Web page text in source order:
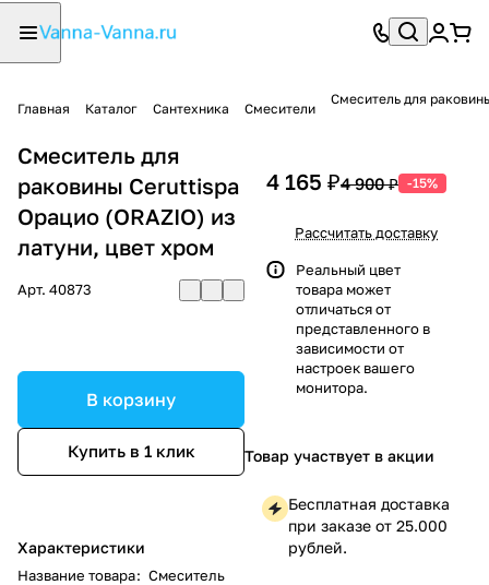
Главная Каталог Сантехника Смесители
Смеситель для
Смеситель для
раковины Ceruttispa
Орацио (ORAZIO) из
латуни, цвет хром
Арт. 40873
В корзину
Купить в 1 клик
Характеристики
Название товара: Смеситель
4 165 ₽4 900 ₽ -15%
Рассчитать доставку
Реальный цвет
товара может
отличаться от
представленного в
зависимости от
настроек вашего
монитора.
Товар участвует в акции
Бесплатная доставка
при заказе от 25.000
рублей.